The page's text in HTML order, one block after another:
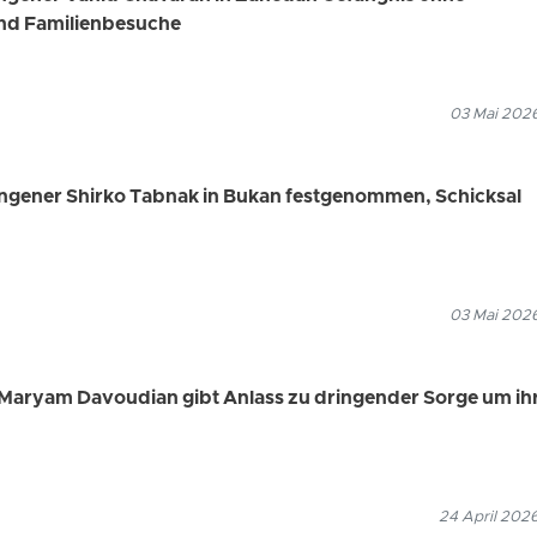
Familienbesuche
03 Mai
Shirko Tabnak in Bukan festgenommen, Schicksal
03 Mai
Davoudian gibt Anlass zu dringender Sorge um
24 April